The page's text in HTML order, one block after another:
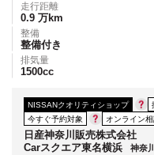
走行距離
0.9 万km
整備
整備付き
排気量
1500cc
NISSANクオリティショップ
今すぐ予約対象
オンライン
日産神奈川販売株式会社
Carスクエア東名横浜
神奈